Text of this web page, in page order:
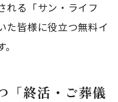
れる「サン・ライフ
た皆様に役立つ無料イ
「終活・ご葬儀